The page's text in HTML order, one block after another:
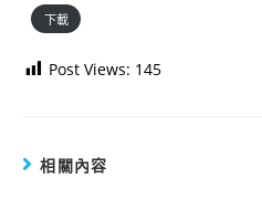
下載
Post Views: 145
相關內容